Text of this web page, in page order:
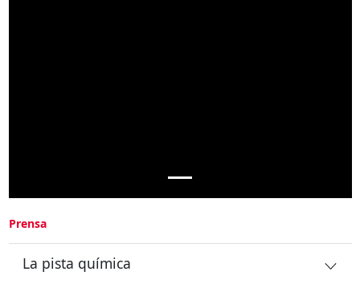
Prensa
La pista química